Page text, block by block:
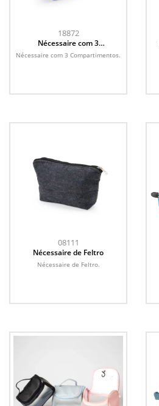
18872
Nécessaire com 3
Compartimentos
Nécessaire com 3 Compartimentos.
08111
Nécessaire de Feltro
Nécessaire de Feltro.